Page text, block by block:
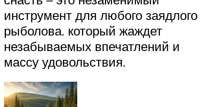
инструмент для любого заядлого
рыболова. который жаждет
незабываемых впечатлений и
массу удовольствия.